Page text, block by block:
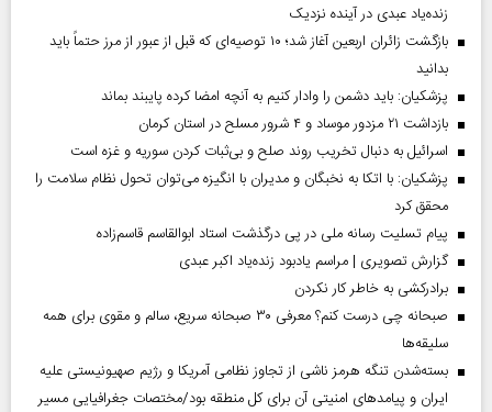
زنده‌یاد عبدی در آینده نزدیک
بازگشت زائران اربعین آغاز شد؛ ۱۰ توصیه‌ای که قبل از عبور از مرز حتماً باید
بدانید
پزشکیان: باید دشمن را وادار کنیم به آنچه امضا کرده پایبند بماند
بازداشت ۲۱ مزدور موساد و ۴ شرور مسلح در استان کرمان
اسرائیل به دنبال تخریب روند صلح و بی‌ثبات کردن سوریه و غزه است
پزشکیان: با اتکا به نخبگان و مدیران با انگیزه می‌توان تحول نظام سلامت را
محقق کرد
پیام تسلیت رسانه ملی در پی درگذشت استاد ابوالقاسم قاسم‌زاده
گزارش تصویری | مراسم یادبود زنده‌یاد اکبر عبدی
برادرکشی به خاطر کار نکردن
صبحانه چی درست کنم؟ معرفی ۳۰ صبحانه سریع، سالم و مقوی برای همه
سلیقه‌ها
بسته‌شدن تنگه هرمز ناشی از تجاوز نظامی آمریکا و رژیم صهیونیستی علیه
ایران و پیامد‌های امنیتی آن برای کل منطقه بود/مختصات جغرافیایی مسیر